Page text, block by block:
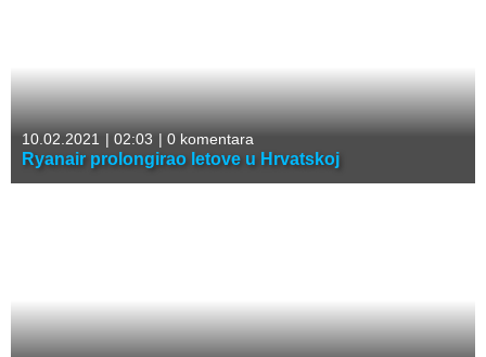
10.02.2021 | 02:03 | 0 komentara
Ryanair prolongirao letove u Hrvatskoj